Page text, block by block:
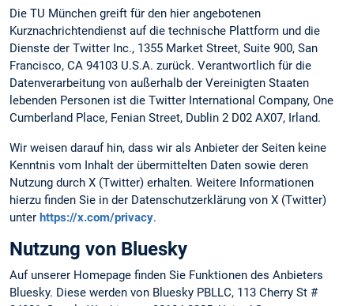
Die TU München greift für den hier angebotenen
Kurznachrichtendienst auf die technische Plattform und die
Dienste der Twitter Inc., 1355 Market Street, Suite 900, San
Francisco, CA 94103 U.S.A. zurück. Verantwortlich für die
Datenverarbeitung von außerhalb der Vereinigten Staaten
lebenden Personen ist die Twitter International Company, One
Cumberland Place, Fenian Street, Dublin 2 D02 AX07, Irland.
Wir weisen darauf hin, dass wir als Anbieter der Seiten keine
Kenntnis vom Inhalt der übermittelten Daten sowie deren
Nutzung durch X (Twitter) erhalten. Weitere Informationen
hierzu finden Sie in der Datenschutzerklärung von X (Twitter)
unter https://x.com/privacy.
Nutzung von Bluesky
Auf unserer Homepage finden Sie Funktionen des Anbieters
Bluesky. Diese werden von Bluesky PBLLC, 113 Cherry St #